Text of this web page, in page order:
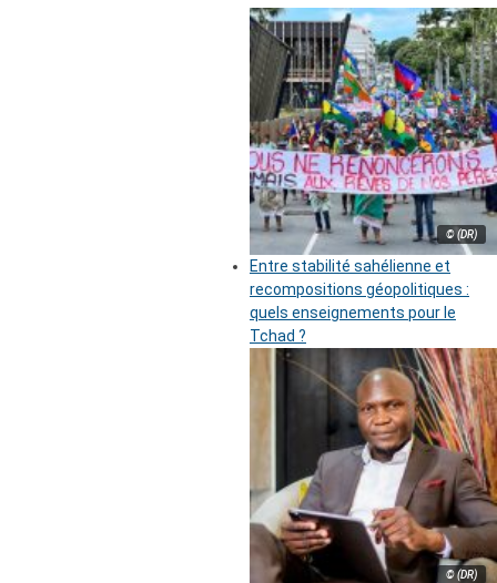
© (DR)
Entre stabilité sahélienne et
recompositions géopolitiques :
quels enseignements pour le
Tchad ?
© (DR)